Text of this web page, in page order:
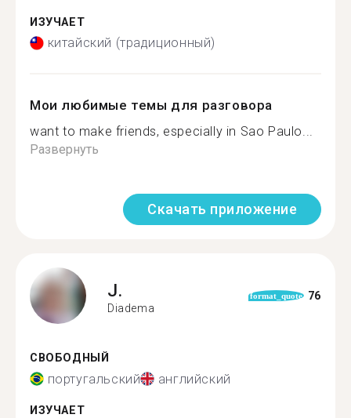
ИЗУЧАЕТ
китайский (традиционный)
Мои любимые темы для разговора
want to make friends, especially in Sao Paulo...
Развернуть
Скачать приложение
J.
Diadema
format_quote 76
СВОБОДНЫЙ
португальский английский
ИЗУЧАЕТ